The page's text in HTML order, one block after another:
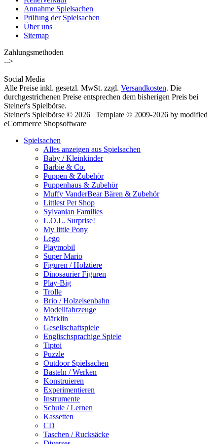
Annahme Spielsachen
Prüfung der Spielsachen
Über uns
Sitemap
Zahlungsmethoden
-->
Social Media
Alle Preise inkl. gesetzl. MwSt. zzgl. Versandkosten. Die
durchgestrichenen Preise entsprechen dem bisherigen Preis bei
Steiner's Spielbörse.
Steiner's Spielbörse © 2026 | Template © 2009-2026 by modified
eCommerce Shopsoftware
Spielsachen
Alles anzeigen aus Spielsachen
Baby / Kleinkinder
Barbie & Co.
Puppen & Zubehör
Puppenhaus & Zubehör
Muffy VanderBear Bären & Zubehör
Littlest Pet Shop
Sylvanian Families
L.O.L. Surprise!
My little Pony
Lego
Playmobil
Super Mario
Figuren / Holztiere
Dinosaurier Figuren
Play-Big
Trolle
Brio / Holzeisenbahn
Modellfahrzeuge
Märklin
Gesellschaftspiele
Englischsprachige Spiele
Tiptoi
Puzzle
Outdoor Spielsachen
Basteln / Werken
Konstruieren
Experimentieren
Instrumente
Schule / Lernen
Kassetten
CD
Taschen / Rucksäcke